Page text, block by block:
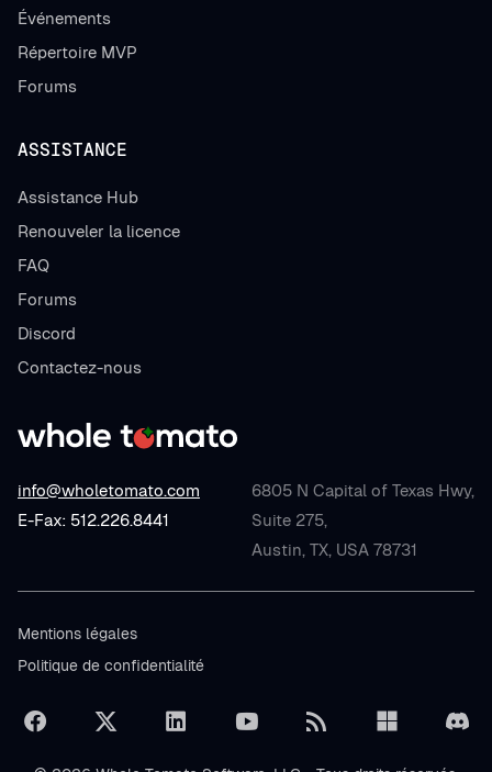
info@wholetomato.com
E-Fax: 512.226.8441
6805 N Capital of Texas Hwy,
Suite 275,
Austin, TX, USA 78731
Événements
Répertoire MVP
Forums
ASSISTANCE
Assistance Hub
Renouveler la licence
FAQ
Forums
Discord
Contactez-nous
Mentions légales
Politique de confidentialité